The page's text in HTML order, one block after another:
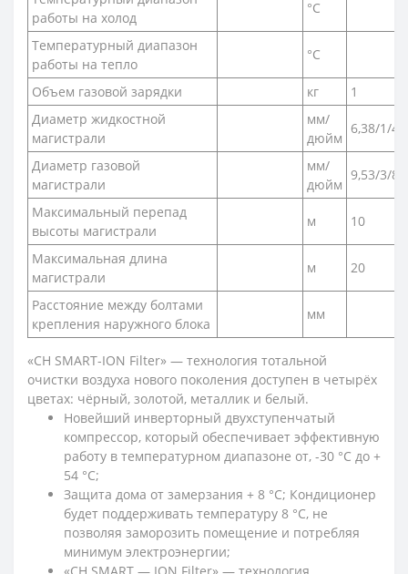
работы на холод
°C
Температурный диапазон
работы на тепло
°C
Объем газовой зарядки кг
1
Диаметр жидкостной
магистрали
мм/
дюйм
6,38/1/4″
Диаметр газовой
магистрали
мм/
дюйм
9,53/3/8″
Максимальный перепад
высоты магистрали
м 10
Максимальная длина
магистрали
м 20
Расстояние между болтами
крепления наружного блока
мм
«CH SMART-ION Filter» — технология тотальной
очистки воздуха нового поколения доступен в четырёх
цветах: чёрный, золотой, металлик и белый.
Новейший инверторный двухступенчатый
компрессор, который обеспечивает эффективную
работу в температурном диапазоне от, -30 °C до +
54 °C;
Защита дома от замерзания + 8 °C; Кондиционер
будет поддерживать температуру 8 °C, не
позволяя заморозить помещение и потребляя
минимум электроэнергии;
«CH SMART — ION Filter» — технология